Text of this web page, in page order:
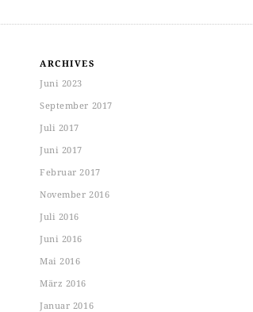
ARCHIVES
Juni 2023
September 2017
Juli 2017
Juni 2017
Februar 2017
November 2016
Juli 2016
Juni 2016
Mai 2016
März 2016
Januar 2016